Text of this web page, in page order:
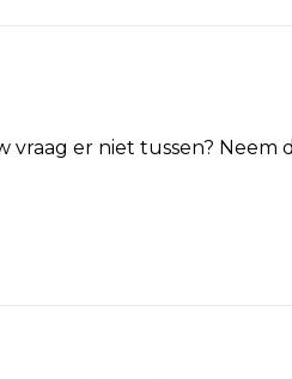
er niet tussen? Neem